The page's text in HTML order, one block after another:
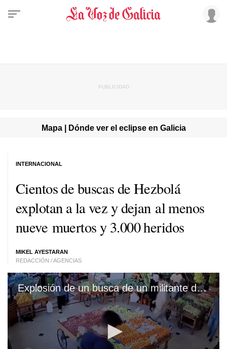
Mapa | Dónde ver el eclipse en Galicia
Cientos de buscas de Hezbolá
explotan a la vez y dejan al menos
nueve muertos y 3.000 heridos
MIKEL AYESTARAN
REDACCIÓN / AGENCIAS
INTERNACIONAL
Explosión de un busca de un militante de Hezbolá